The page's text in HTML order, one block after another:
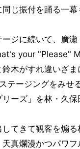
じ振付を踊る一幕
ジに続いて、廣
your "Please"
木がすれ違いざ
テージングをみせ
ーズ」を林・久保
てきて観客を煽
真爛漫かつパワ